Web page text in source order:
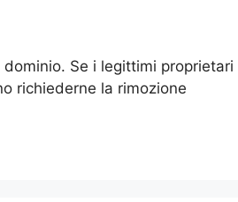
Se i legittimi proprietari
richiederne la rimozione